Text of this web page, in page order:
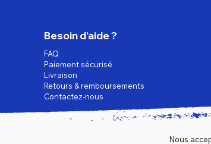
Besoin d’aide ?
FAQ
Paiement sécurisé
Livraison
Retours & remboursements
Contactez-nous
Nous